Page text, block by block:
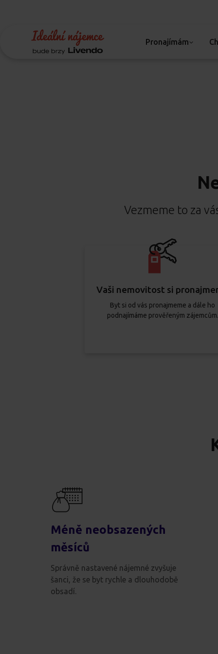
Pronajímám
Vezmeme to za
Vaši nemovitost si
Byt si od vás pronajmeme a dále ho
podnajímáme prověřeným zájemcům.
Méně neobsazených
měsíců
Správně nastavené nájemné zvyšuje
šanci, že se byt rychle a dlouhodobě
obsadí.